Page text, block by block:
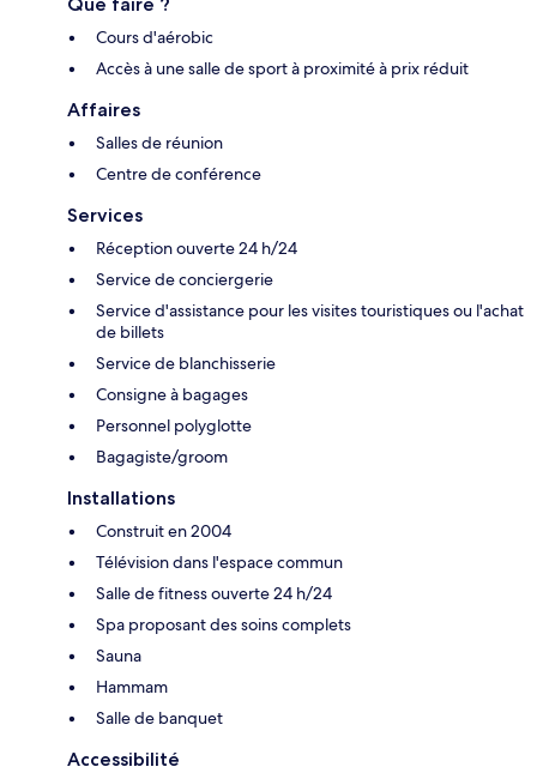
Cours d'aérobic
Accès à une salle de sport à proximité à prix réduit
Affaires
Salles de réunion
Centre de conférence
Services
Réception ouverte 24 h/24
Service de conciergerie
Service d'assistance pour les visites touristiques ou l'achat
de billets
Service de blanchisserie
Consigne à bagages
Personnel polyglotte
Bagagiste/groom
Installations
Construit en 2004
Télévision dans l'espace commun
Salle de fitness ouverte 24 h/24
Spa proposant des soins complets
Sauna
Hammam
Salle de banquet
Accessibilité